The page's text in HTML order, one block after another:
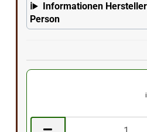
Informationen
Person